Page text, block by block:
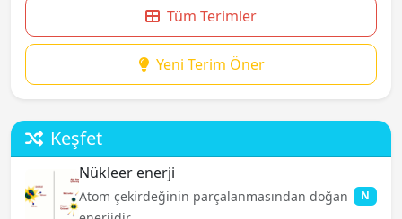
Tüm Terimler
Yeni Terim Öner
Keşfet
Nükleer enerji
Atom çekirdeğinin parçalanmasından doğan
N